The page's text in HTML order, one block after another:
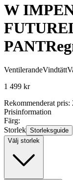
W
PANT
VentilerandeVindtätt
1 499 kr
Rekommenderat pris:
Prisinformation
Färg:
Storlek Storleksguide
Välj storlek